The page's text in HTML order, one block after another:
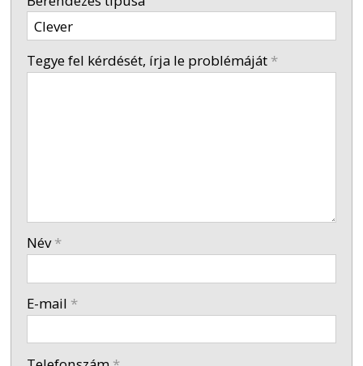
-
Tegye fel kérdését, írja le problémáját *
Név*
E-mail *